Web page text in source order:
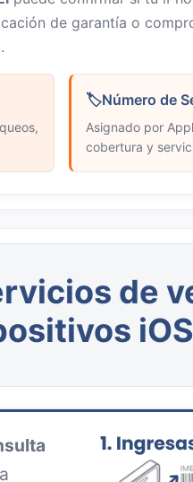
de garantía o
Número de
Asignado por
cobertura y
de